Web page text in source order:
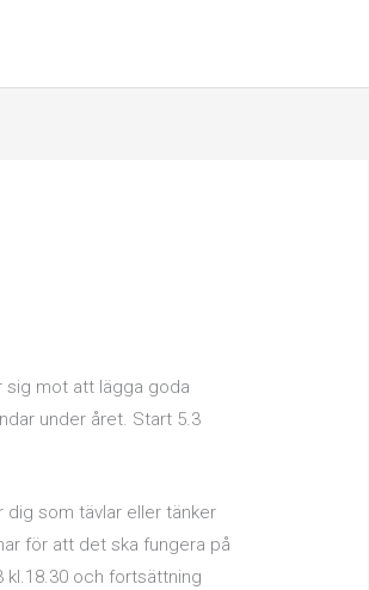
sig mot att lägga goda
under året. Start 5.3
dig som tävlar eller tänker
för att det ska fungera på
kl.18.30 och fortsättning